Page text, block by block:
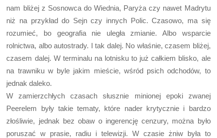
nam bliżej z Sosnowca do Wiednia, Paryża czy nawet Madrytu
niż na przykład do Sejn czy innych Polic. Czasowo, ma się
rozumieć, bo geografia nie uległa zmianie. Albo wsparcie
rolnictwa, albo autostrady. I tak dalej. No właśnie, czasem bliżej,
czasem dalej. W terminalu na lotnisku to już całkiem blisko, ale
na trawniku w byle jakim mieście, wśród psich odchodów, to
jednak daleko.
W zamierzchłych czasach słusznie minionej epoki zwanej
Peerelem były takie tematy, które nader krytycznie i bardzo
złośliwie, jednak bez obaw o ingerencję cenzury, można było
poruszać w prasie, radiu i telewizji. W czasie żniw była to